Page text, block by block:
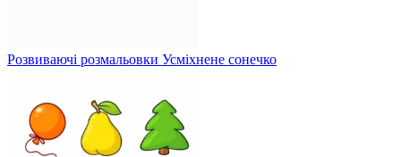
Розвиваючі розмальовки Усміхнене сонечко